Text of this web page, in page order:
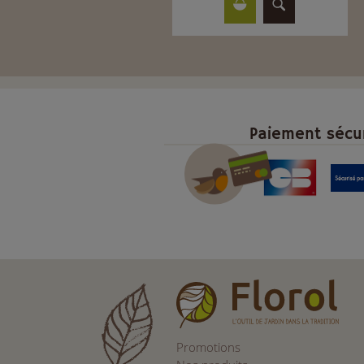
Paiement
Promotions